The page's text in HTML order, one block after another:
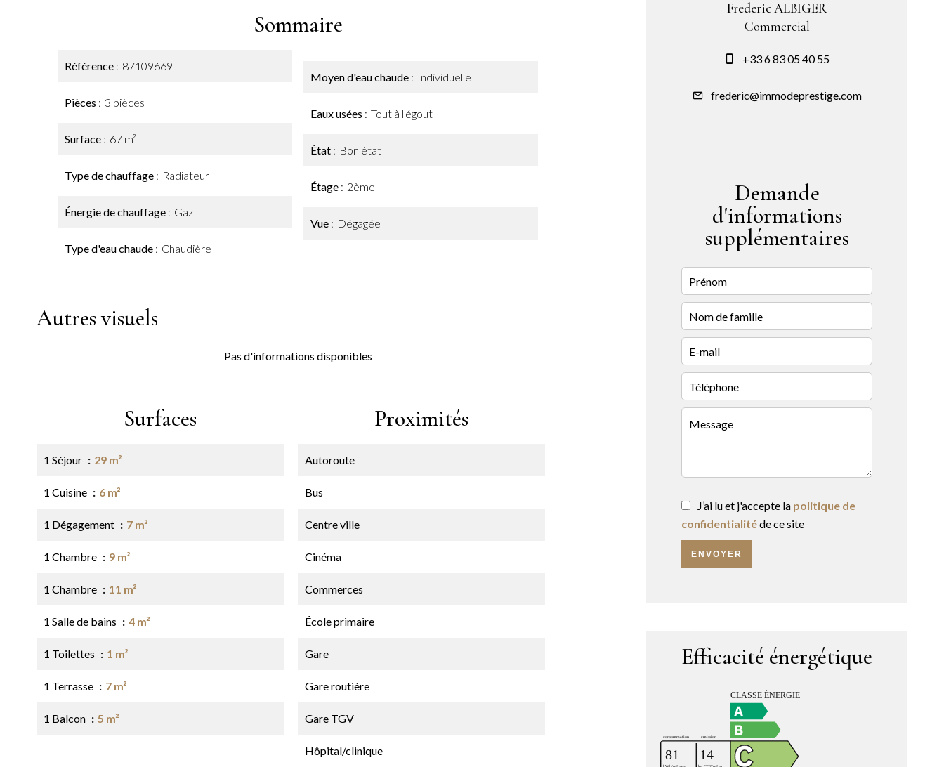
Sommaire
Référence 87109669
Pièces 3 pièces
Surface 67 m²
Type de chauffage Radiateur
Énergie de chauffage Gaz
Type d'eau chaude Chaudière
Moyen d'eau chaude Individuelle
Eaux usées Tout à l'égout
État Bon état
Étage 2ème
Vue Dégagée
Autres visuels
Pas d'informations disponibles
Surfaces
1 Séjour 29 m²
1 Cuisine 6 m²
1 Dégagement 7 m²
1 Chambre 9 m²
1 Chambre 11 m²
1 Salle de bains 4 m²
1 Toilettes 1 m²
1 Terrasse 7 m²
1 Balcon 5 m²
Proximités
Autoroute
Bus
Centre ville
Cinéma
Commerces
École primaire
Gare
Gare routière
Gare TGV
Hôpital/clinique
Frederic ALBIGER
Commercial
+33 6 83 05 40 55
frederic@immodeprestige.com
Demande
d'informations
supplémentaires
J’ai lu et j'accepte la politique de
confidentialitéde ce site
ENVOYER
Efficacité énergétique